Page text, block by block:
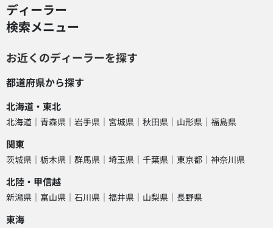
ディーラー
検索メニュー
お近くのディーラーを探す
都道府県から探す
北海道・東北
北海道 青森県 岩手県 宮城県 秋田県 山形県 福島県
関東
茨城県 栃木県 群馬県 埼玉県 千葉県 東京都 神奈川県
北陸・甲信越
新潟県 富山県 石川県 福井県 山梨県 長野県
東海